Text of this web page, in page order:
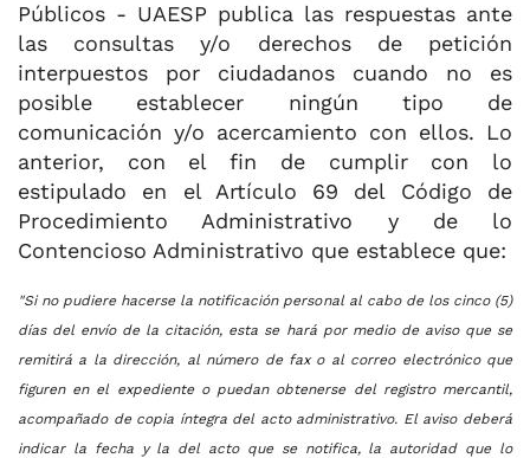
Públicos - UAESP publica las respuestas ante
las consultas y/o derechos de petición
interpuestos por ciudadanos cuando no es
posible establecer ningún tipo de
comunicación y/o acercamiento con ellos. Lo
anterior, con el fin de cumplir con lo
estipulado en el Artículo 69 del Código de
Procedimiento Administrativo y de lo
Contencioso Administrativo que establece que:
"Si no pudiere hacerse la notificación personal al cabo de los cinco (5)
días del envío de la citación, esta se hará por medio de aviso que se
remitirá a la dirección, al número de fax o al correo electrónico que
figuren en el expediente o puedan obtenerse del registro mercantil,
acompañado de copia íntegra del acto administrativo. El aviso deberá
indicar la fecha y la del acto que se notifica, la autoridad que lo